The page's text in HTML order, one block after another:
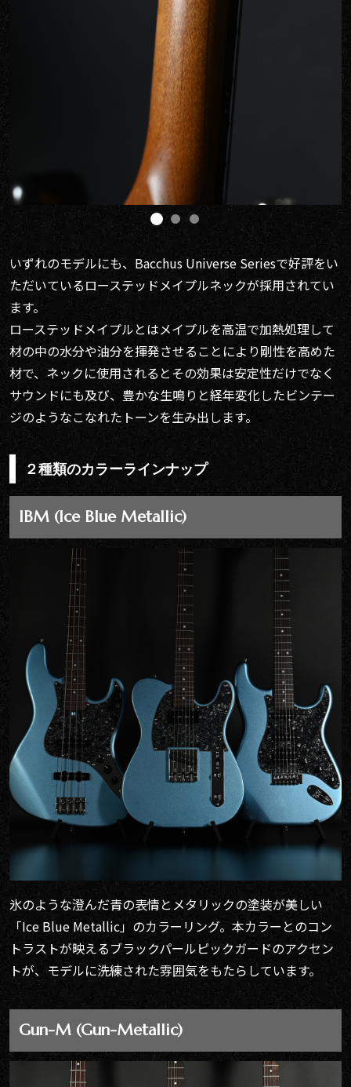
いずれのモデルにも、Bacchus Universe Seriesで好評をい
ただいているローステッドメイプルネックが採用されてい
ます。
ローステッドメイプルとはメイプルを高温で加熱処理して
材の中の水分や油分を揮発させることにより剛性を高めた
材で、ネックに使用されるとその効果は安定性だけでなく
サウンドにも及び、豊かな生鳴りと経年変化したビンテー
ジのようなこなれたトーンを生み出します。
２種類のカラーラインナップ
IBM (Ice Blue Metallic)
氷のような澄んだ青の表情とメタリックの塗装が美しい
「Ice Blue Metallic」のカラーリング。本カラーとのコン
トラストが映えるブラックパールピックガードのアクセン
トが、モデルに洗練された雰囲気をもたらしています。
Gun-M (Gun-Metallic)